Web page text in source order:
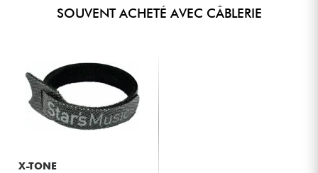
SOUVENT ACHETÉ AVEC CÂBLERIE
X-TONE